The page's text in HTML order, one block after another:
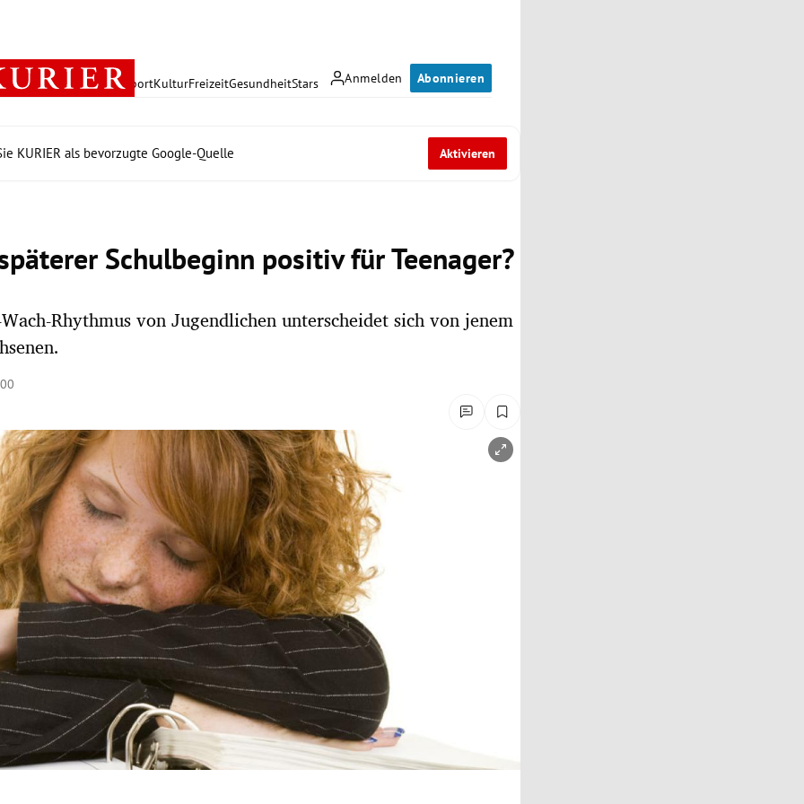
Anmelden Abonnieren
PolitikWirtschaft SportKulturFreizeitGesundheitStars
KURIER als bevorzugte Google-Quelle Aktivieren
Schulbeginn positiv für Teenager?
Rhythmus von Jugendlichen unterscheidet sich von jenem
öffnen/schließen